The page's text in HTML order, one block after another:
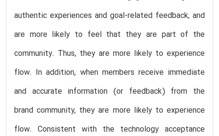
authentic experiences and goal-related feedback, and
are more likely to feel that they are part of the
community. Thus, they are more likely to experience
flow. In addition, when members receive immediate
and accurate information (or feedback) from the
brand community, they are more likely to experience
flow. Consistent with the technology acceptance